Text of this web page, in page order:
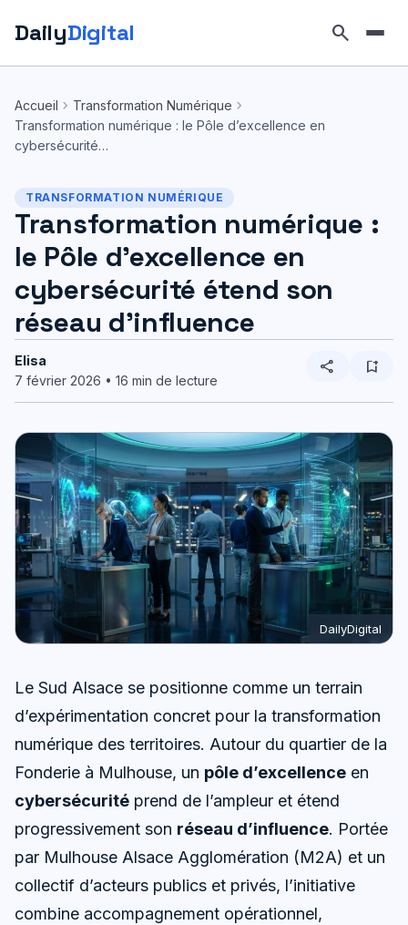
DailyDigital search
contenu
Accueil chevron_right Transformation Numérique chevron_right
Transformation numérique : le Pôle d’excellence en
cybersécurité…
TRANSFORMATION NUMÉRIQUE
Transformation numérique :
le Pôle d’excellence en
cybersécurité étend son
réseau d’influence
Elisa
7 février 2026 • 16 min de lecture
share bookmark_add
DailyDigital
Le Sud Alsace se positionne comme un terrain
d’expérimentation concret pour la transformation
numérique des territoires. Autour du quartier de la
Fonderie à Mulhouse, un pôle d’excellence en
cybersécurité prend de l’ampleur et étend
progressivement son réseau d’influence. Portée
par Mulhouse Alsace Agglomération (M2A) et un
collectif d’acteurs publics et privés, l’initiative
combine accompagnement opérationnel,